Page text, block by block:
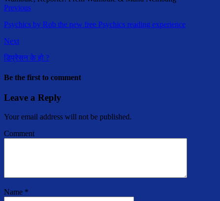
Previous
Psychics by Rob the new free Psychics reading experience
Next
डिप्रेसन के हो ?
Be the first to comment
Leave a Reply
Your email address will not be published.
Comment
Name *